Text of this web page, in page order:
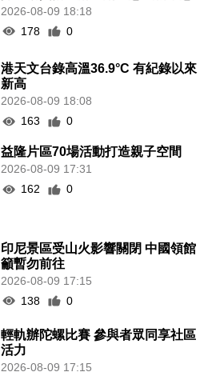
2026-08-09 18:18
178
0
港天文台錄高溫36.9°C 有紀錄以來
新高
2026-08-09 18:08
163
0
益隆片區70場活動打造親子空間
2026-08-09 17:31
162
0
印尼景區受山火影響關閉 中國領館
籲暫勿前往
2026-08-09 17:15
138
0
輕軌辦陀螺比賽 參與者眾同享社區
活力
2026-08-09 17:15